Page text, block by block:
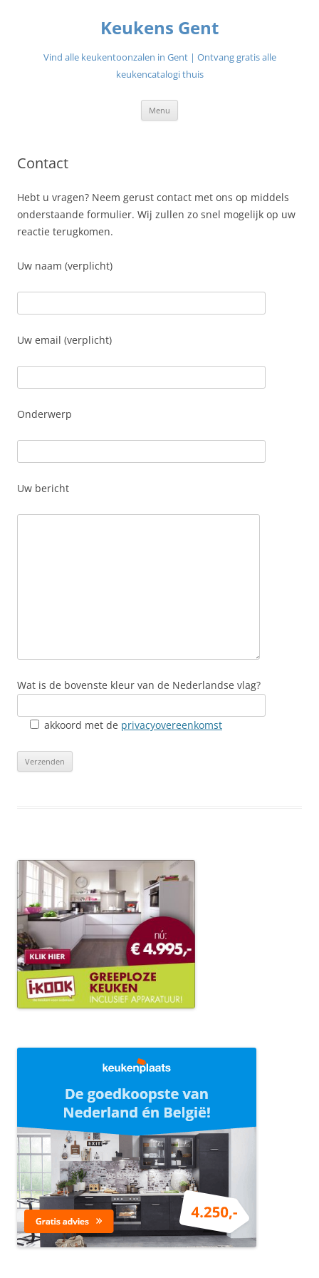
Keukens Gent
Vind alle keukentoonzalen in Gent | Ontvang gratis alle
keukencatalogi thuis
Menu
Contact
Hebt u vragen? Neem gerust contact met ons op middels
onderstaande formulier. Wij zullen zo snel mogelijk op uw
reactie terugkomen.
Uw naam (verplicht)
Uw email (verplicht)
Onderwerp
Uw bericht
Wat is de bovenste kleur van de Nederlandse vlag?
akkoord met de privacyovereenkomst